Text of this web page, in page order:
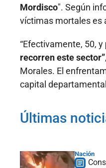
Mordisco". Según
víctimas mortales es
“Efectivamente, 50, y
recorren este sector”
Morales. El
capital
Últimas
Nación